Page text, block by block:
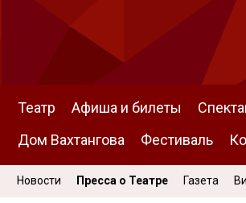
Театр Афиша и билеты
Дом Вахтангова
Фестиваль
Новости Пресса о Театре Газета